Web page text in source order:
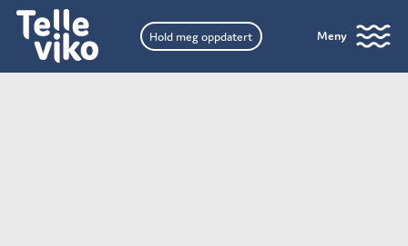
Hold meg oppdatert Meny